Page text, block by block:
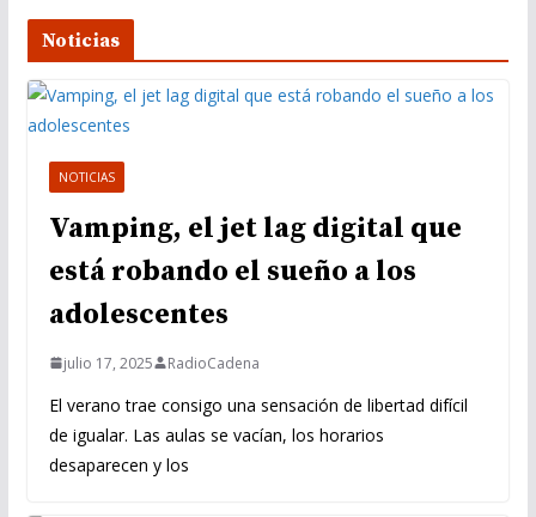
Noticias
NOTICIAS
Vamping, el jet lag digital que
está robando el sueño a los
adolescentes
julio 17, 2025 RadioCadena
El verano trae consigo una sensación de libertad difícil
de igualar. Las aulas se vacían, los horarios
desaparecen y los